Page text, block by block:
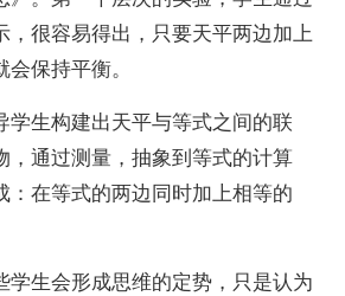
，很容易得出，只要天平两边加上
保持平衡。
生构建出天平与等式之间的联
，通过测量，抽象到等式的计算
：在等式的两边同时加上相等的
生会形成思维的定势，只是认为